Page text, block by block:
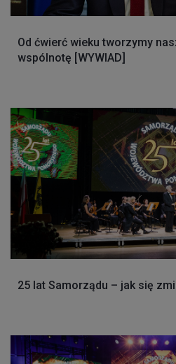
Od ćwierć wieku tworzymy
wspólnotę [WYWIAD]
25 lat Samorządu – jak się